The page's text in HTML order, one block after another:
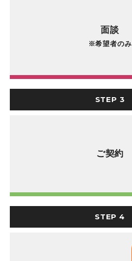
面談
※希望者のみ
STEP 3
ご契約
STEP 4